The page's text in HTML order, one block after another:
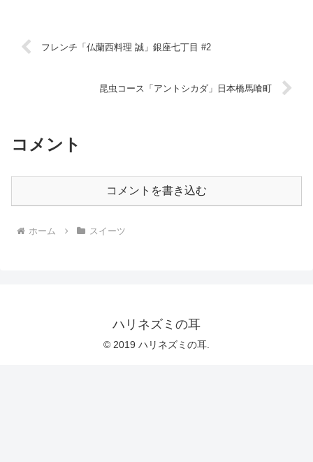
フレンチ「仏蘭西料理 誠」銀座七丁目 #2
昆虫コース「アントシカダ」日本橋馬喰町
コメント
コメントを書き込む
ホーム スイーツ
ハリネズミの耳
© 2019 ハリネズミの耳.